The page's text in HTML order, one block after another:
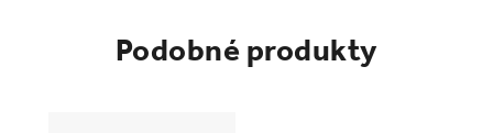
Podobné produkty